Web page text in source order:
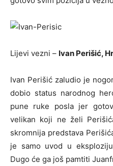
Lijevi vezni – Ivan Perišić,
Ivan Perišić zaludio je
dobio status narodnog
pune ruke posla jer
velikan koji ne želi
skromnija predstava
je samo uvod u
Dugo će ga još pamtiti